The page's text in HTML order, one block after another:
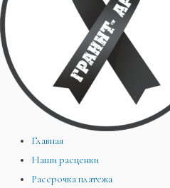
Главная
Наши расценки
Рассрочка платежа